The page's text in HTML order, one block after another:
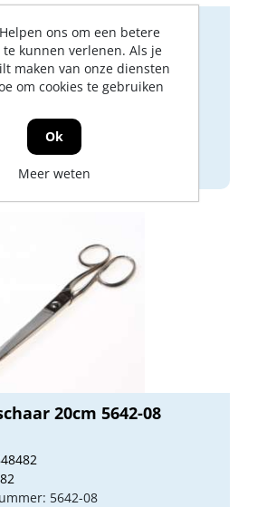
rvs 17.5cm 5639-07
5639-07
aan oflog in
geleverd
20cm 5642-08
5642-08
ons om een betere
kunnen verlenen. Als je
maken van onze diensten
om cookies te gebruiken
Ok
Meer weten